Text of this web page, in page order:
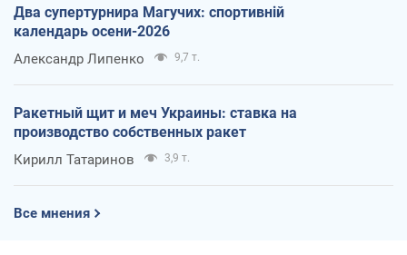
Два супертурнира Магучих: спортивній
календарь осени-2026
Александр Липенко 9,7 т.
Ракетный щит и меч Украины: ставка на
производство собственных ракет
Кирилл Татаринов 3,9 т.
Все мнения